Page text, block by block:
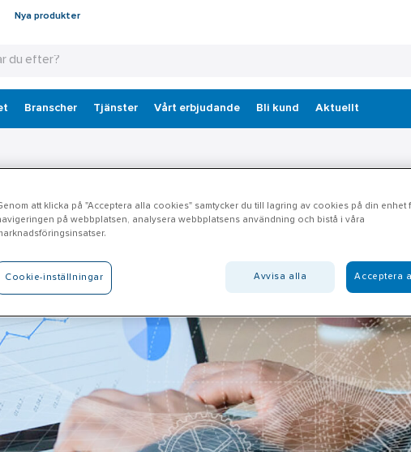
Nya produkter
Branscher Tjänster Vårt erbjudande Bli kund Aktuellt
att klicka på "Acceptera alla cookies" samtycker du till lagring av cookies på din enhet
på webbplatsen, analysera webbplatsens användning och bistå i våra
Cookie-inställningar Avvisa alla Acceptera